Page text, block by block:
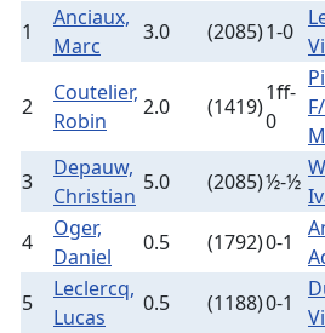
1
Anciaux,
Marc
3.0 (2085)1-0
2
Coutelier,
Robin
2.0 (1419)
1ff-
0
M
3
Depauw,
Christian
5.0 (2085)½-½
4
Oger,
Daniel
0.5 (1792)0-1
5
Leclercq,
Lucas
0.5 (1188)0-1